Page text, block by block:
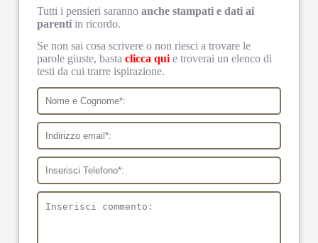
Tutti i pensieri sarannoanche stampati e dati ai
parenti in ricordo.
Se non sai cosa scrivere o non riesci a trovare le
parole giuste, bastaclicca qui e troverai un elenco di
testi da cui trarre ispirazione.